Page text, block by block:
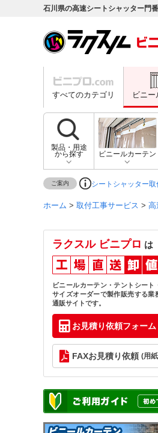
石川県の高速シートシャッター門
すべてのカテゴリ ビニー
製品・用途
から探す
ビニールカーテン
ご案内 シートシャッター
ホーム > 取付工事サービス > 高
ラクスル ビニプロ は
ビニールカーテン・テントシート
サイズオーダーで製作販売する業
通販サイトです。
お見積り依頼フォーム
FAXお見積り依頼 (用